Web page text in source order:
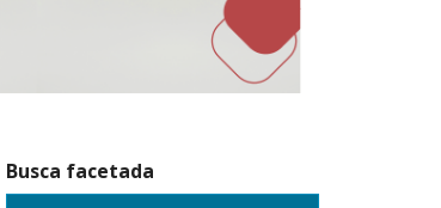
Busca facetada